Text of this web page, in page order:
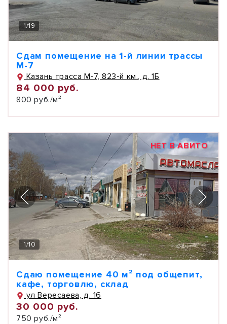
1/19
Сдам помещение на 1-й линии трассы
М-7
Казань трасса М-7, 823-й км., д. 1Б
84 000 руб.
800 руб./м²
НЕТ В АВИТО
1/10
Сдаю помещение 40 м² под общепит,
кафе, торговлю, склад
ул Вересаева, д. 16
30 000 руб.
750 руб./м²